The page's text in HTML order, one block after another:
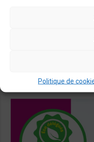
Politique de
Festival Idéal